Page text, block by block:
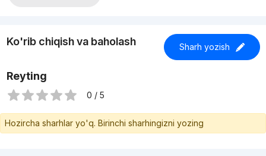
Ko'rib chiqish va baholash Sharh yozish
Reyting
0 / 5
Hozircha sharhlar yo'q. Birinchi sharhingizni yozing